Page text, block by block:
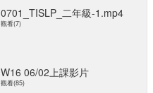
0701_TISLP_二年級-1.mp4
觀看(7)
W16 06/02上課影片
觀看(85)